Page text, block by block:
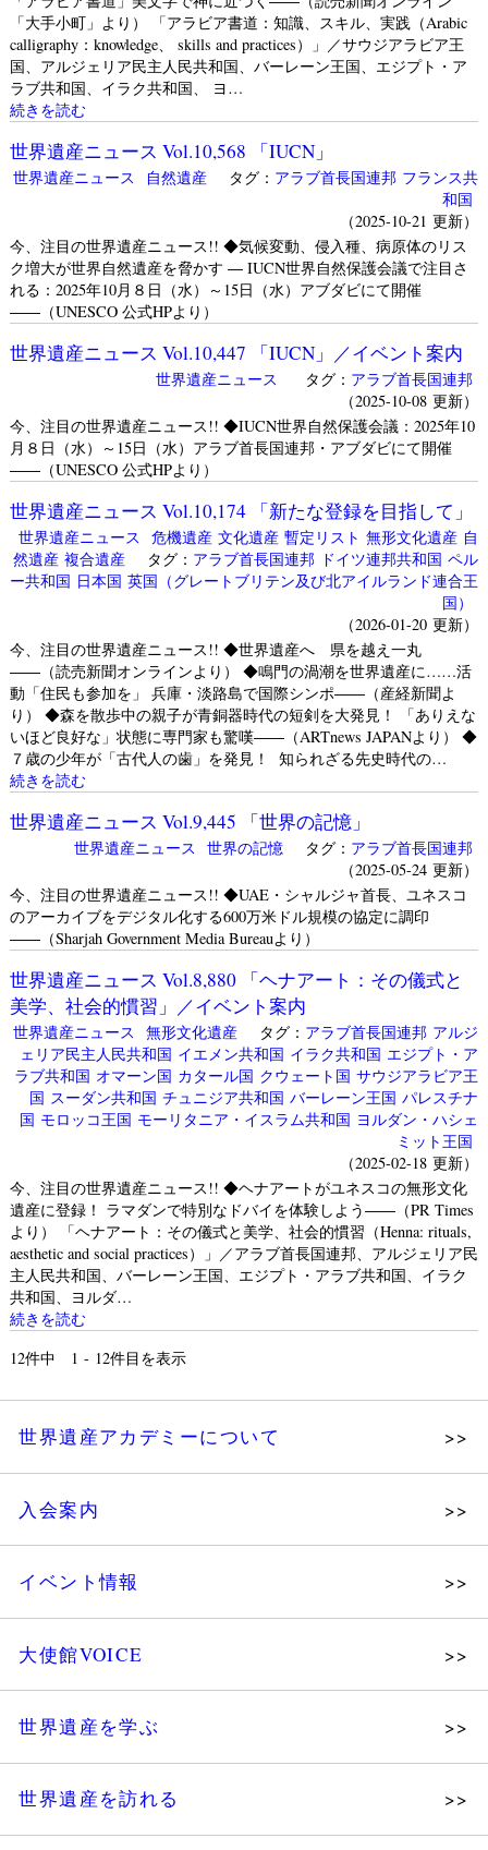
「大手小町」より） 「アラビア書道：知識、スキル、実践（Arabic
calligraphy：knowledge、 skills and practices）」／サウジアラビア王
国、アルジェリア民主人民共和国、バーレーン王国、エジプト・ア
ラブ共和国、イラク共和国、 ヨ…
続きを読む
世界遺産ニュース Vol.10,568 「IUCN」
世界遺産ニュース 自然遺産タグ： アラブ首長国連邦 フランス共
和国
（2025-10-21 更新）
今、注目の世界遺産ニュース!! ◆気候変動、侵入種、病原体のリス
ク増大が世界自然遺産を脅かす ― IUCN世界自然保護会議で注目さ
れる：2025年10月８日（水）～15日（水）アブダビにて開催
――（UNESCO 公式HPより）
世界遺産ニュース Vol.10,447 「IUCN」／イベント案内
世界遺産ニュース タグ： アラブ首長国連邦
（2025-10-08 更新）
今、注目の世界遺産ニュース!! ◆IUCN世界自然保護会議：2025年10
月８日（水）～15日（水）アラブ首長国連邦・アブダビにて開催
――（UNESCO 公式HPより）
世界遺産ニュース Vol.10,174 「新たな登録を目指して」
世界遺産ニュース 危機遺産 文化遺産 暫定リスト 無形文化遺産 自
然遺産 複合遺産タグ： アラブ首長国連邦 ドイツ連邦共和国 ペル
ー共和国 日本国 英国（グレートブリテン及び北アイルランド連合王
国）
（2026-01-20 更新）
今、注目の世界遺産ニュース!! ◆世界遺産へ 県を越え一丸
――（読売新聞オンラインより） ◆鳴門の渦潮を世界遺産に……活
動「住民も参加を」 兵庫・淡路島で国際シンポ――（産経新聞よ
り） ◆森を散歩中の親子が青銅器時代の短剣を大発見！ 「ありえな
いほど良好な」状態に専門家も驚嘆――（ARTnews JAPANより） ◆
７歳の少年が「古代人の歯」を発見！ 知られざる先史時代の…
続きを読む
世界遺産ニュース Vol.9,445 「世界の記憶」
世界遺産ニュース 世界の記憶タグ： アラブ首長国連邦
（2025-05-24 更新）
今、注目の世界遺産ニュース!! ◆UAE・シャルジャ首長、ユネスコ
のアーカイブをデジタル化する600万米ドル規模の協定に調印
――（Sharjah Government Media Bureauより）
世界遺産ニュース Vol.8,880 「ヘナアート：その儀式と
美学、社会的慣習」／イベント案内
世界遺産ニュース 無形文化遺産タグ： アラブ首長国連邦 アルジ
ェリア民主人民共和国 イエメン共和国 イラク共和国 エジプト・ア
ラブ共和国 オマーン国 カタール国 クウェート国 サウジアラビア王
国 スーダン共和国 チュニジア共和国 バーレーン王国 パレスチナ
国 モロッコ王国 モーリタニア・イスラム共和国 ヨルダン・ハシェ
ミット王国
（2025-02-18 更新）
今、注目の世界遺産ニュース!! ◆ヘナアートがユネスコの無形文化
遺産に登録！ ラマダンで特別なドバイを体験しよう――（PR Times
より） 「ヘナアート：その儀式と美学、社会的慣習（Henna: rituals,
aesthetic and social practices）」／アラブ首長国連邦、アルジェリア民
主人民共和国、バーレーン王国、エジプト・アラブ共和国、イラク
共和国、ヨルダ…
続きを読む
12件中 1 - 12件目を表示
世界遺産アカデミーについて
組織図・役員
法人会員・協賛団体／公認団体
入会案内
イベント情報
展示会
ツアー情報
大使館VOICE
世界遺産を学ぶ
世界遺産を訪れる